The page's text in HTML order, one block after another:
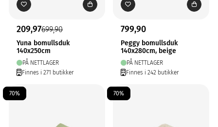
209,97699,90
Yuna bomullsduk
140x250cm
PÅ NETTLAGER
Finnes i 271 butikker
799,90
Peggy bomullsduk
140x280cm, beige
PÅ NETTLAGER
Finnes i 242 butikker
70% 70%